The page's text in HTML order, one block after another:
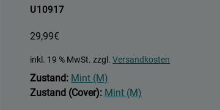
U10917
29,99€
inkl. 19 % MwSt. zzgl.Versandkosten
Zustand: Mint (M)
Zustand (Cover): Mint (M)